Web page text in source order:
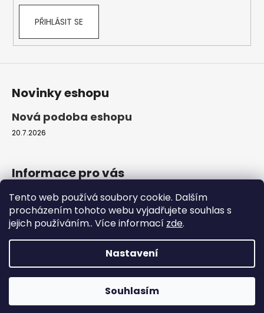
Tento web používá soubory cookie. Dalším
procházením tohoto webu vyjadřujete souhlas s
jejich používáním.. Více informací zde.
Nastavení
Souhlasím
PŘIHLÁSIT SE
Novinky eshopu
Nová podoba eshopu
20.7.2026
Informace pro vás
Obchodní podmínky
Podmínky ochrany osobních údajů
Moje objednávka
Copyright 2026ProfiZvířátka.cz. Všechna práva
vyhrazena.